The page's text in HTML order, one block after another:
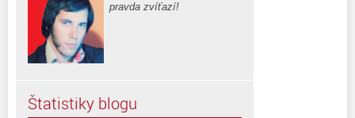
pravda zvíťazí!
Štatistiky blogu